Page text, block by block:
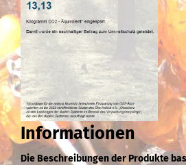
Informationen
Die Beschreibungen der Produkte